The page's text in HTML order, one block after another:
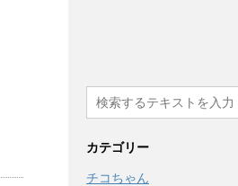
カテゴリー
チコちゃん